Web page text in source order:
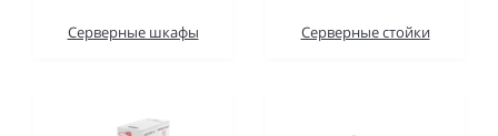
Серверные шкафы Серверные стойки